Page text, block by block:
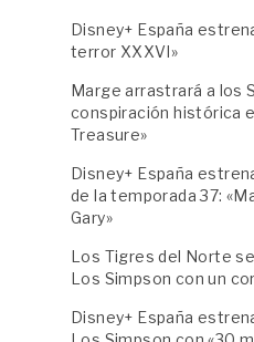
Disney+ España
terror XXXVI»
Marge arrastrará a los
conspiración histórica
Treasure»
Disney+ España
de la temporada 37:
Gary»
Los Tigres del Norte
Los Simpson con un
Disney+ España